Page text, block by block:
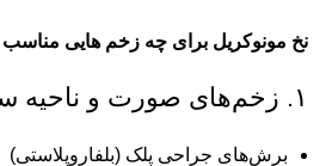
نخ مونوکریل برای چه زخم هایی
۱. زخم‌های صورت و ناحیه سر و گردن
برش‌های جراحی پلک (بلفاروپلاستی)